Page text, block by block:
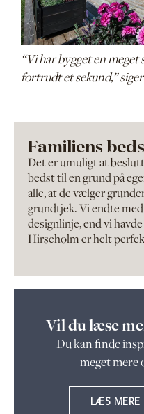
“Vi har bygget en
fortrudt et sekund,”
Familiens
Det er umuligt at
bedst til en grund på
alle, at de vælger
grundtjek. Vi endte
designlinje, end vi
Hirseholm er helt
Vil du læse
Du kan finde
meget mere
LÆS MERE